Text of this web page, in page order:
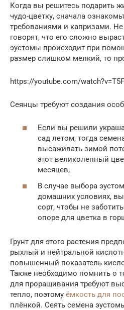
Когда вы решитесь подарить
чудо-цветку, сначала
требованиями и капризами.
говорят, что его сложно
эустомы происходит при
размер слишком мелкий, то
https://youtube.com/
Сеянцы требуют создания
Если вы решили
сад летом, тогда
высаживать зимой
этот великолепный
месяцев;
В случае выбора
домашних условиях,
сорт, чтобы не
опоре для цветка в
Грунт для этого растения
рыхлый и нейтральной
повышенный показатель
Также необходимо помнить о
для проращивания требуют
тепло, поэтому ёмкость для
плёнкой. Сеять семена